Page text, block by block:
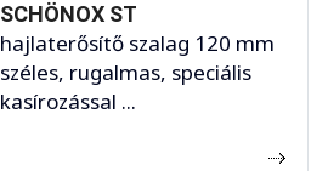
SCHÖNOX ST
hajlaterősítő szalag 120 mm
széles, rugalmas, speciális
kasírozással ...